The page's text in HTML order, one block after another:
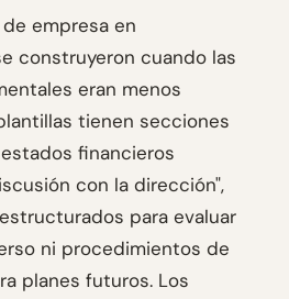
empresa en
construyeron cuando las
eran menos
tienen secciones
financieros
con la dirección",
para evaluar
ni procedimientos de
planes futuros. Los